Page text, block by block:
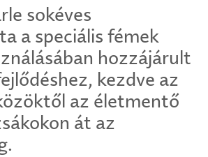
sokéves
a speciális fémek
hozzájárult
kezdve az
az életmentő
át az